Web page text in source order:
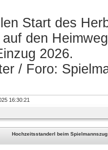
Start des
den
2026.
/ Foro:
16:30:21
Hochzeitsstanderl beim